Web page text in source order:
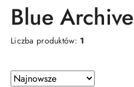
Blue Archive
Liczba produktów: 1
Zastosowano
Sortuj